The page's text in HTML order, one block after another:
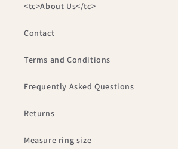
<tc>About Us</tc>
Contact
Terms and Conditions
Frequently Asked Questions
Returns
Measure ring size